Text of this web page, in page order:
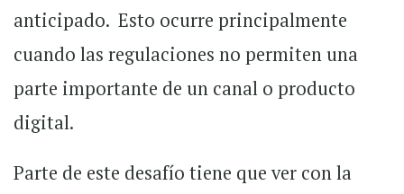
anticipado. Esto ocurre principalmente
cuando las regulaciones no permiten una
parte importante de un canal o producto
digital.
Parte de este desafío tiene que ver con la